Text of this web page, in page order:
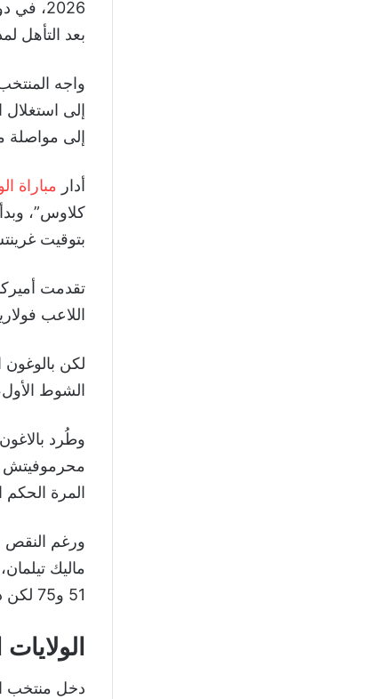
2026، في دور الـ 32 من
بعد التأهل لمدة 88 دقيقة
واجه
إلى استغلال
إلى مواصلة
أدار مباراة
بتوقيت
اللاعب
لكن
الشوط
وطُرد
محرموفيتش
المرة الحكم
51 و75 لكن دون جدوى!.
دخل منتخب